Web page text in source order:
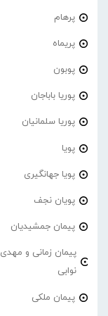
پرهام
پریماه
پوبون
پوریا باباجان
پوریا سلمانیان
پویا
پویا جهانگیری
پویان نجف
پیمان جمشیدیان
پیمان زمانی و مهدی
نوابی
پیمان ملکی